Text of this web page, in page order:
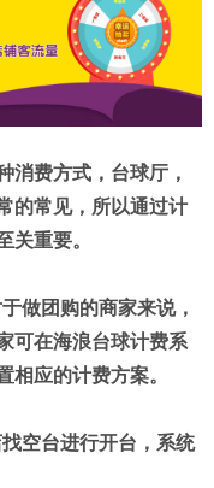
消费方式，台球厅，
的常见，所以通过计
关重要。
做团购的商家来说，
可在海浪台球计费系
相应的计费方案。
空台进行开台，系统